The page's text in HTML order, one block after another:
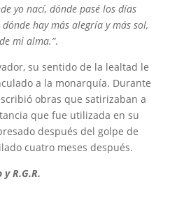
yo nací, dónde pasé los días
hay más alegría y más sol,
mi alma.”.
su sentido de la lealtad le
a la monarquía. Durante
obras que satirizaban a
que fue utilizada en su
después del golpe de
cuatro meses después.
y R.G.R.